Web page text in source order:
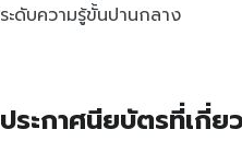
ระดับความรู้ขั้นปานกลาง
ประกาศนียบัตรที่เกี่ย